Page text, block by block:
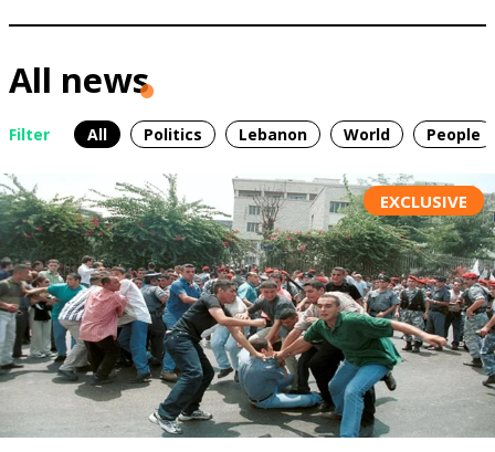
All news
Filter All Politics Lebanon World People
EXCLUSIVE